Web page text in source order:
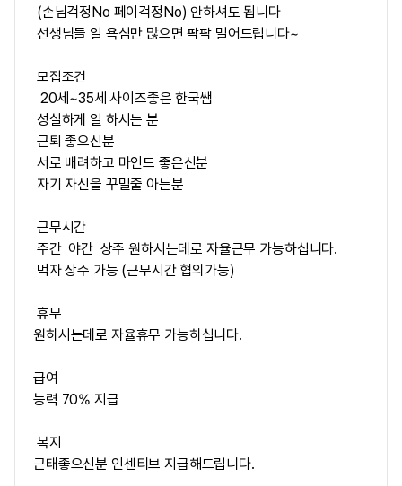
(손님걱정No 페이걱정No) 안하셔도 됩니다
선생님들 일 욕심만 많으면 팍팍 밀어드립니다~
모집조건
20세~35세 사이즈좋은 한국쌤
성실하게 일 하시는 분
근퇴 좋으신분
서로 배려하고 마인드 좋은신분
자기 자신을 꾸밀줄 아는분
근무시간
주간 야간 상주 원하시는데로 자율근무 가능하십니다.
먹자 상주 가능 (근무시간 협의가능)
휴무
원하시는데로 자율휴무 가능하십니다.
급여
능력 70% 지급
복지
근태좋으신분 인센티브 지급해드립니다.